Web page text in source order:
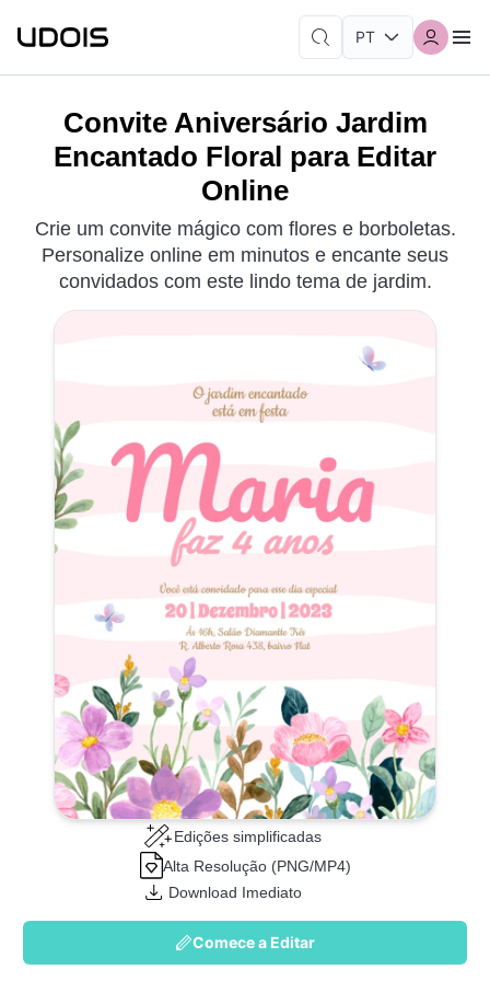
Convite Aniversário Jardim
Encantado Floral para Editar
Online
Crie um convite mágico com flores e borboletas.
Personalize online em minutos e encante seus
convidados com este lindo tema de jardim.
Edições simplificadas
Alta Resolução (PNG/MP4)
Download Imediato
Comece a Editar